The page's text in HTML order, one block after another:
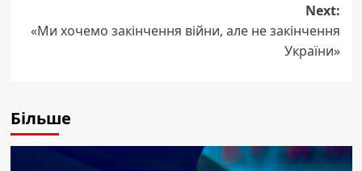
Next:
«Ми хочемо закінчення війни, але не закінчення
України»
Більше